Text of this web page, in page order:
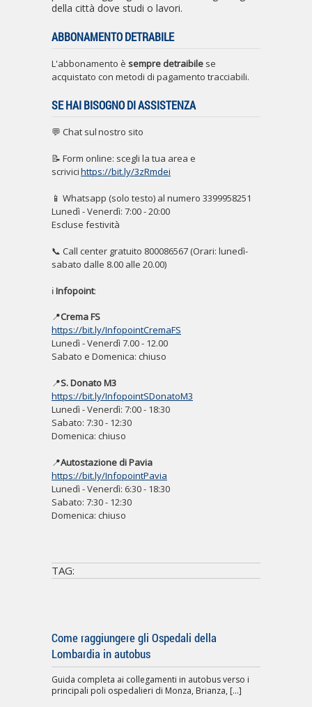
della città dove studi o lavori.
ABBONAMENTO DETRABILE
L'abbonamento è sempre detraibile se
acquistato con metodi di pagamento tracciabili.
SE HAI BISOGNO DI ASSISTENZA
💬 Chat sul nostro sito
📝 Form online: scegli la tua area e
scrivicihttps://bit.ly/3zRmdei
📱 Whatsapp (solo testo) al numero 3399958251
Lunedì - Venerdì: 7:00 - 20:00
Escluse festività
📞 Call center gratuito 800086567 (Orari: lunedì-
sabato dalle 8.00 alle 20.00)
ℹ️Infopoint:
📍Crema FS
https://bit.ly/InfopointCremaFS
Lunedì - Venerdì 7.00 - 12.00
Sabato e Domenica: chiuso
📍S. Donato M3
https://bit.ly/InfopointSDonatoM3
Lunedì - Venerdì: 7:00 - 18:30
Sabato: 7:30 - 12:30
Domenica: chiuso
📍Autostazione di Pavia
https://bit.ly/InfopointPavia
Lunedì - Venerdì: 6:30 - 18:30
Sabato: 7:30 - 12:30
Domenica: chiuso
TAG:
Come raggiungere gli Ospedali della
Lombardia in autobus
Guida completa ai collegamenti in autobus verso i
principali poli ospedalieri di Monza, Brianza, [...]